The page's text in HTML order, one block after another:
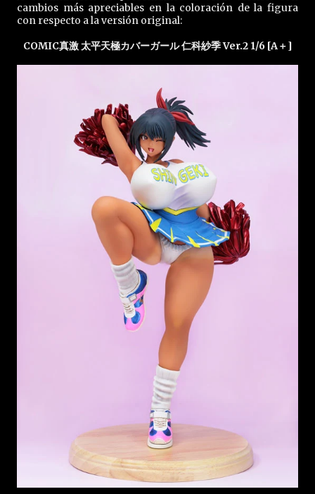
cambios más apreciables en la coloración de la figura
con respecto a la versión original:
COMIC真激 太平天極カバーガール 仁科紗季 Ver.2 1/6 [A＋]